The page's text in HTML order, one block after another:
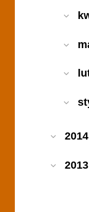
2014
2013